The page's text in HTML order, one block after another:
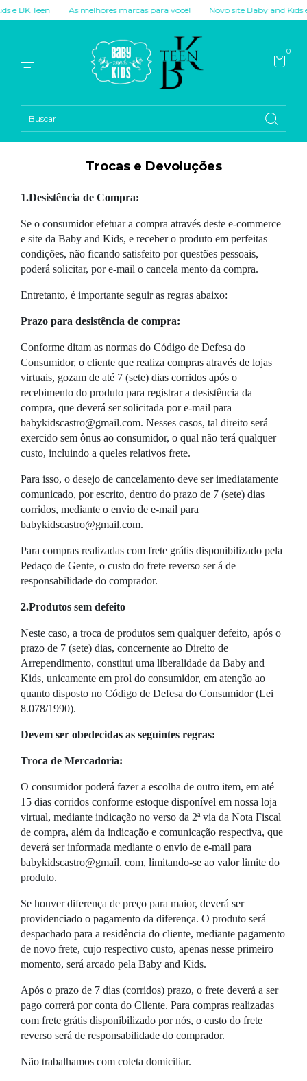
BK Teen As melhores marcas para você! Novo site Baby and Kids e
0
Trocas e Devoluções
1.Desistência de Compra:
Se o consumidor efetuar a compra através deste e-commerce
e site da Baby and Kids, e receber o produto em perfeitas
condições, não ficando satisfeito por questões pessoais,
poderá solicitar, por e-mail o cancela mento da compra.
Entretanto, é importante seguir as regras abaixo:
Prazo para desistência de compra:
Conforme ditam as normas do Código de Defesa do
Consumidor, o cliente que realiza compras através de lojas
virtuais, gozam de até 7 (sete) dias corridos após o
recebimento do produto para registrar a desistência da
compra, que deverá ser solicitada por e-mail para
babykidscastro@gmail.com. Nesses casos, tal direito será
exercido sem ônus ao consumidor, o qual não terá qualquer
custo, incluindo a queles relativos frete.
Para isso, o desejo de cancelamento deve ser imediatamente
comunicado, por escrito, dentro do prazo de 7 (sete) dias
corridos, mediante o envio de e-mail para
babykidscastro@gmail.com.
Para compras realizadas com frete grátis disponibilizado pela
Pedaço de Gente, o custo do frete reverso ser á de
responsabilidade do comprador.
2.Produtos sem defeito
Neste caso, a troca de produtos sem qualquer defeito, após o
prazo de 7 (sete) dias, concernente ao Direito de
Arrependimento, constitui uma liberalidade da Baby and
Kids, unicamente em prol do consumidor, em atenção ao
quanto disposto no Código de Defesa do Consumidor (Lei
8.078/1990).
Devem ser obedecidas as seguintes regras:
Troca de Mercadoria:
O consumidor poderá fazer a escolha de outro item, em até
15 dias corridos conforme estoque disponível em nossa loja
virtual, mediante indicação no verso da 2ª via da Nota Fiscal
de compra, além da indicação e comunicação respectiva, que
deverá ser informada mediante o envio de e-mail para
babykidscastro@gmail. com, limitando-se ao valor limite do
produto.
Se houver diferença de preço para maior, deverá ser
providenciado o pagamento da diferença. O produto será
despachado para a residência do cliente, mediante pagamento
de novo frete, cujo respectivo custo, apenas nesse primeiro
momento, será arcado pela Baby and Kids.
Após o prazo de 7 dias (corridos) prazo, o frete deverá a ser
pago correrá por conta do Cliente. Para compras realizadas
com frete grátis disponibilizado por nós, o custo do frete
reverso será de responsabilidade do comprador.
Não trabalhamos com coleta domiciliar.